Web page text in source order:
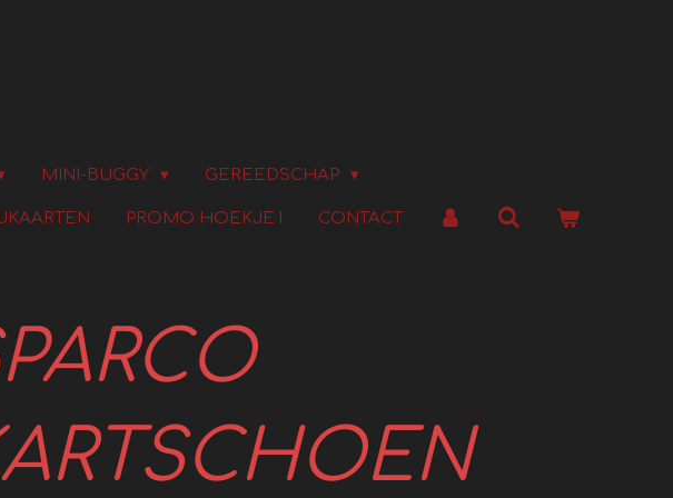
MINI-BUGGY GEREEDSCHAP
PROMO HOEKJE ! CONTACT